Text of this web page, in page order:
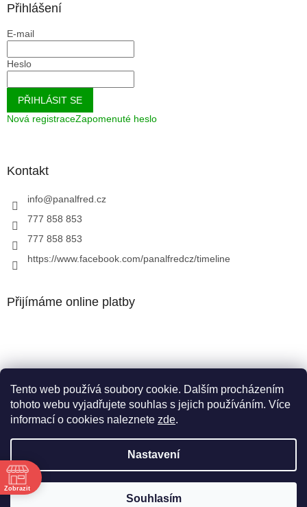
Tento web používá soubory cookie. Dalším procházením
tohoto webu vyjadřujete souhlas s jejich používáním. Více
informací o cookies naleznete zde.
Nastavení
Souhlasím
Přihlášení
E-mail
Heslo
PŘIHLÁSIT SE
Nová registraceZapomenuté heslo
Kontakt
info@panalfred.cz
777 858 853
777 858 853
https://www.facebook.com/panalfredcz/timeline
Přijímáme online platby
Facebook
Vytvořil Shoptet
Pan Alfréd. Všechna práva vyhrazena.
Zobrazit